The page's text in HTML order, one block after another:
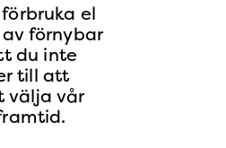
el
förnybar
du inte
till att
välja vår